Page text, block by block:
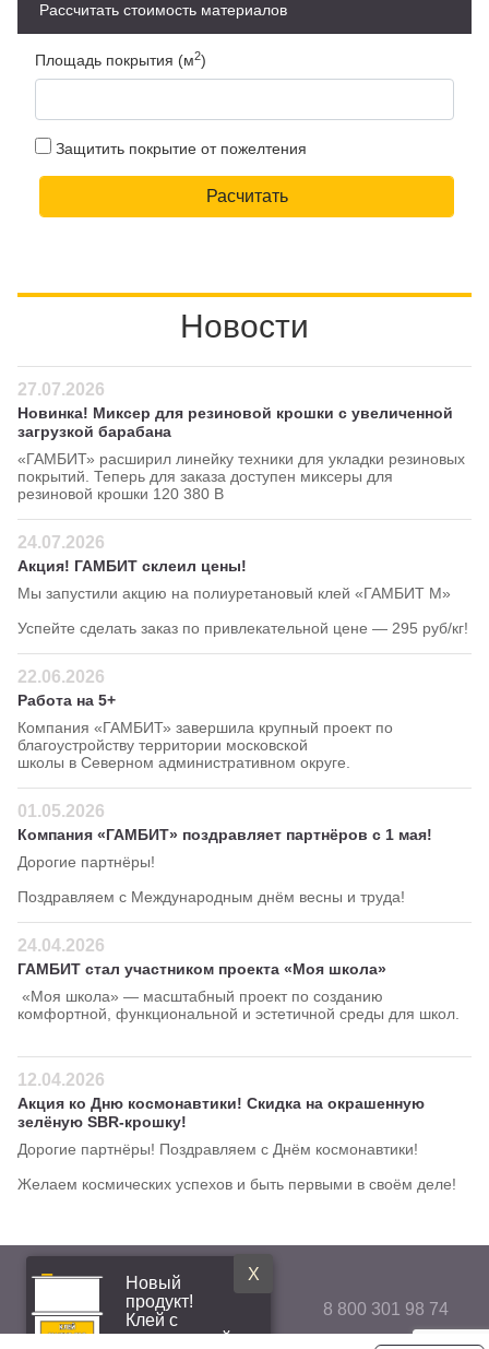
Рассчитать стоимость материалов
Площадь покрытия (м2)
Защитить покрытие от пожелтения
Новости
27.07.2026
Новинка! Миксер для резиновой крошки с увеличенной
загрузкой барабана
«ГАМБИТ» расширил линейку техники для укладки резиновых
покрытий. Теперь для заказа доступен миксеры для
резиновой крошки 120 380 В
24.07.2026
Акция! ГАМБИТ склеил цены!
Мы запустили акцию на полиуретановый клей «ГАМБИТ М»
Успейте сделать заказ по привлекательной цене — 295 руб/кг!
22.06.2026
Работа на 5+
Компания «ГАМБИТ» завершила крупный проект по
благоустройству территории московской
школы в Северном административном округе.
01.05.2026
Компания «ГАМБИТ» поздравляет партнёров с 1 мая!
Дорогие партнёры!
Поздравляем с Международным днём весны и труда!
24.04.2026
ГАМБИТ стал участником проекта «Моя школа»
«Моя школа» — масштабный проект по созданию
комфортной, функциональной и эстетичной среды для школ.
12.04.2026
Акция ко Дню космонавтики! Скидка на окрашенную
зелёную SBR-крошку!
Дорогие партнёры! Поздравляем с Днём космонавтики!
Желаем космических успехов и быть первыми в своём деле!
8 800 301 98 74
X
Новый
продукт!
Клей с
повышенной